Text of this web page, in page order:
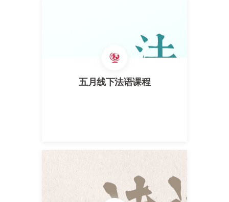
五月线下法语课程